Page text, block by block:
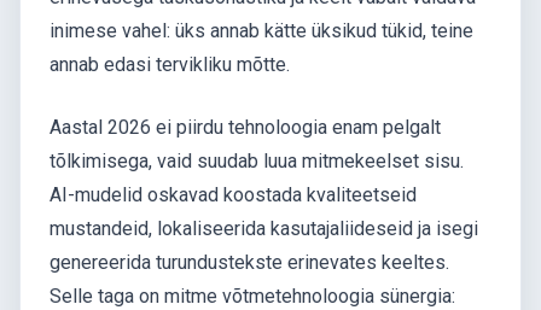
inimese vahel: üks annab kätte üksikud tükid, teine
annab edasi tervikliku mõtte.
Aastal 2026 ei piirdu tehnoloogia enam pelgalt
tõlkimisega, vaid suudab luua mitmekeelset sisu.
AI-mudelid oskavad koostada kvaliteetseid
mustandeid, lokaliseerida kasutajaliideseid ja isegi
genereerida turundustekste erinevates keeltes.
Selle taga on mitme võtmetehnoloogia sünergia: